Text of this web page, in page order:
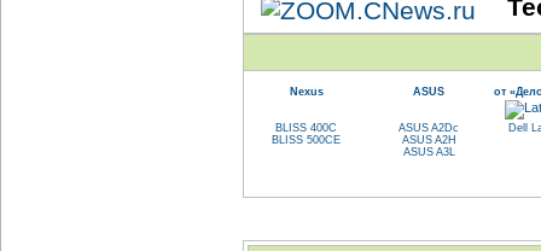
Nexus ASUS от
BLISS 400C
BLISS 500CE
ASUS A2Dc
ASUS A2H
ASUS A3L
Dell